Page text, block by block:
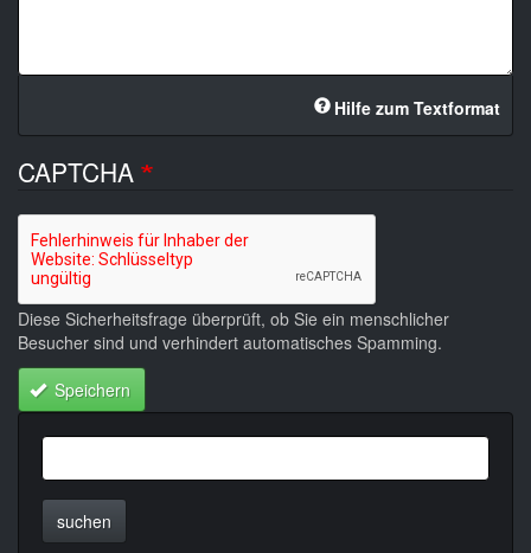
Hilfe zum Textformat
CAPTCHA
Diese Sicherheitsfrage überprüft, ob Sie ein menschlicher
Besucher sind und verhindert automatisches Spamming.
Speichern
suchen